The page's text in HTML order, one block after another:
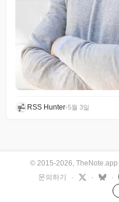
RSS Hunter•5월 3일
© 2015-2026, TheNote.app
문의하기
· · ·